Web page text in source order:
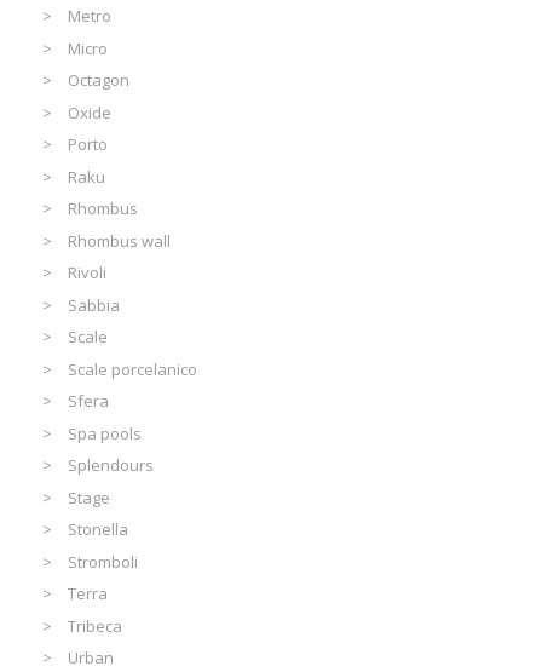
Metro
Micro
Octagon
Oxide
Porto
Raku
Rhombus
Rhombus wall
Rivoli
Sabbia
Scale
Scale porcelanico
Sfera
Spa pools
Splendours
Stage
Stonella
Stromboli
Terra
Tribeca
Urban